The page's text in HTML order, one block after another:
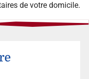
de votre domicile.